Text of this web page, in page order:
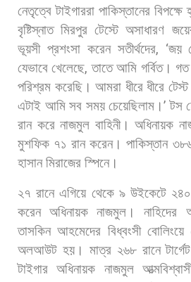
নেতৃত্বে টাইগাররা পাকিস্তানের বিপক্ষে
বৃষ্টিস্নাত মিরপুর টেস্টে অসাধারণ
ভূয়সী প্রশংসা করেন সতীর্থদের, ‘জয়
যেভাবে খেলেছে,তাতে আমি গর্বিত। গত
পরিশ্রম করেছি। আমরা ধীরে ধীরে টেস্ট
এটাই আমি সব সময় চেয়েছিলাম।’টস
রান করে নাজমুল বাহিনী। অধিনায়ক
মুশফিক ৭১ রান করেন। পাকিস্তান
হাসান মিরাজের স্পিনে।
২৭ রানে এগিয়ে থেকে ৯ উইকেটে ২৪০
করেন অধিনায়ক নাজমুল। নাহিদের
তাসকিন আহমেদের বিধ্বংসী বোলিংয়ে
অলআউট হয়। মাত্র ২৬৮ রানে টার্গেট
টাইগার অধিনায়ক নাজমুল